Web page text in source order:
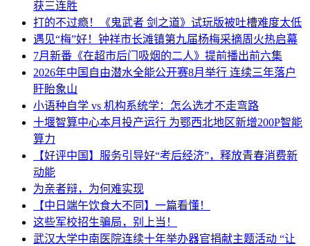
获三连胜
打的不过瘾！《鬼武者 剑之道》试玩版被吐槽难度太低
遇见“梅”好！钟祥市长滩镇第九届杨梅采摘周火热启幕
7月新番《在超市后门吸烟的二人》提前播出前六集
2026年中国自由潜水全能公开赛8月举行 连续三年落户
盱眙象山
小语种自学 vs 机构系统学：怎么选才不走弯路
十堰智算中心本月投产运行 为鄂西北地区新增200P智能
算力
【好评中国】服务引导好“考后经济”，释放青春消费新
动能
为亲者辩，为何难实现
【中日端午饮食大不同】一篇看懂！
这些军校招生骗局，别上当！
武汉大学中南医院连续十年举办器官捐献主题活动 “让